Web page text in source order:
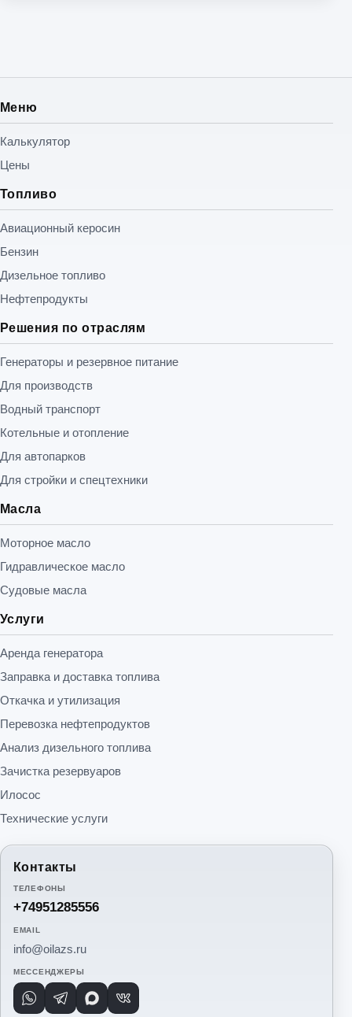
Читать
Меню
Калькулятор
Цены
Топливо
Авиационный керосин
Бензин
Дизельное топливо
Нефтепродукты
Решения по отраслям
Генераторы и резервное питание
Для производств
Водный транспорт
Котельные и отопление
Для автопарков
Для стройки и спецтехники
Масла
Моторное масло
Гидравлическое масло
Судовые масла
Услуги
Аренда генератора
Заправка и доставка топлива
Откачка и утилизация
Перевозка нефтепродуктов
Анализ дизельного топлива
Зачистка резервуаров
Илосос
Технические услуги
Контакты
ТЕЛЕФОНЫ
+74951285556
EMAIL
info@oilazs.ru
МЕССЕНДЖЕРЫ
WhatsAppTelegramMax VK